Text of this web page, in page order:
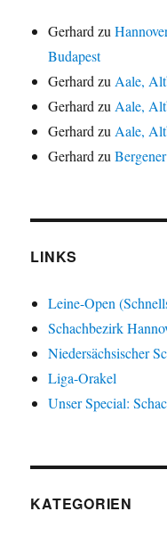
Gerhard zu
Budapest
Gerhard zu Aale,
Gerhard zu Aale,
Gerhard zu Aale,
Gerhard zu
LINKS
Leine-Open
Schachbezirk
Niedersächsischer
Liga-Orakel
Unser Special:
KATEGORIEN